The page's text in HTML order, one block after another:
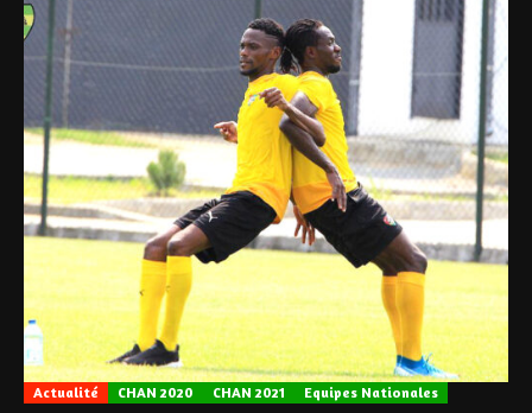
Actualité CHAN 2020 CHAN 2021 Equipes Nationales